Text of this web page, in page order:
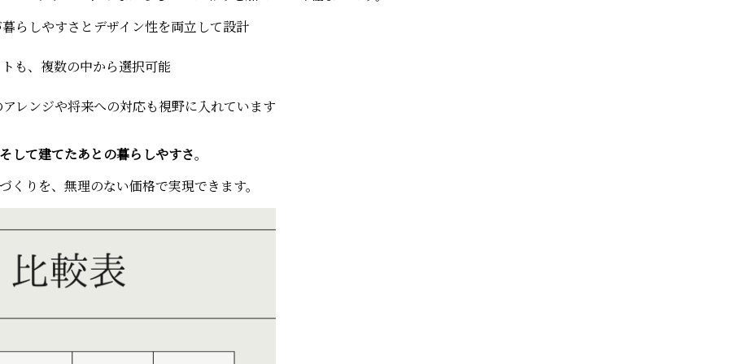
らしやすさとデザイン性を両立して設計
も、複数の中から選択可能
レンジや将来への対応も視野に入れています
して建てたあとの暮らしやすさ。
くりを、無理のない価格で実現できます。